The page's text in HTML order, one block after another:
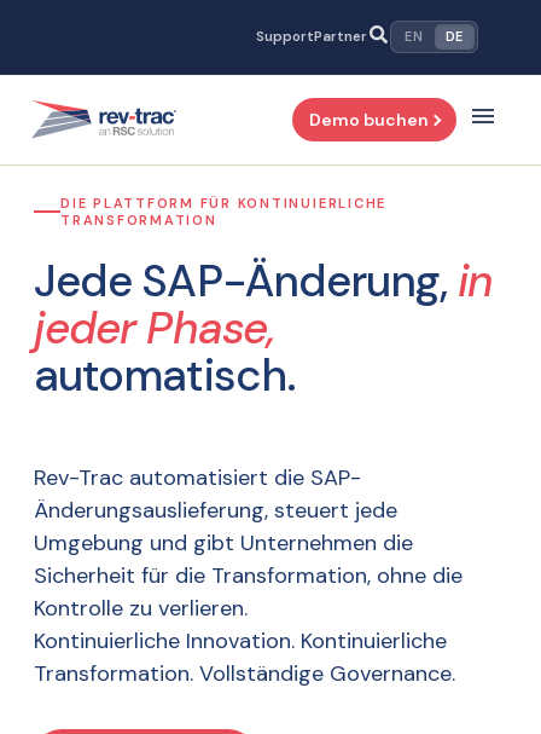
springen
SupportPartner EN DE
Demo buchen
DIE PLATTFORM FÜR KONTINUIERLICHE
TRANSFORMATION
Jede SAP-Änderung, in
jeder Phase,
automatisch.
Rev-Trac automatisiert die SAP-
Änderungsauslieferung, steuert jede
Umgebung und gibt Unternehmen die
Sicherheit für die Transformation, ohne die
Kontrolle zu verlieren.
Kontinuierliche Innovation. Kontinuierliche
Transformation. Vollständige Governance.